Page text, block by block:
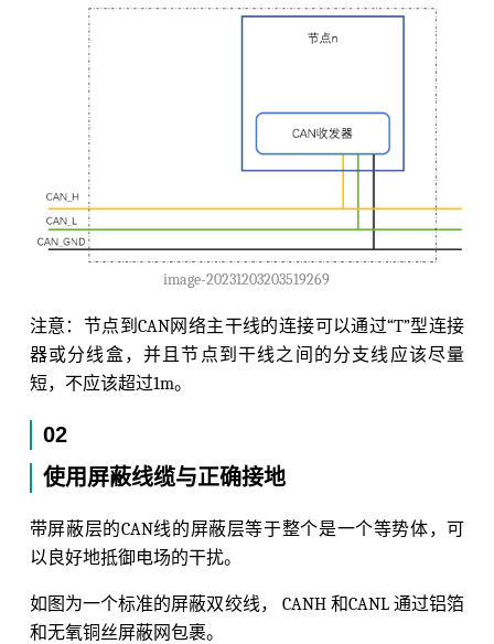
image-20231203203519269
注意：节点到CAN网络主干线的连接可以通过“T”型连接
器或分线盒，并且节点到干线之间的分支线应该尽量
短，不应该超过1m。
02
使用屏蔽线缆与正确接地
带屏蔽层的CAN线的屏蔽层等于整个是一个等势体，可
以良好地抵御电场的干扰。
如图为一个标准的屏蔽双绞线， CANH 和CANL 通过铝箔
和无氧铜丝屏蔽网包裹。